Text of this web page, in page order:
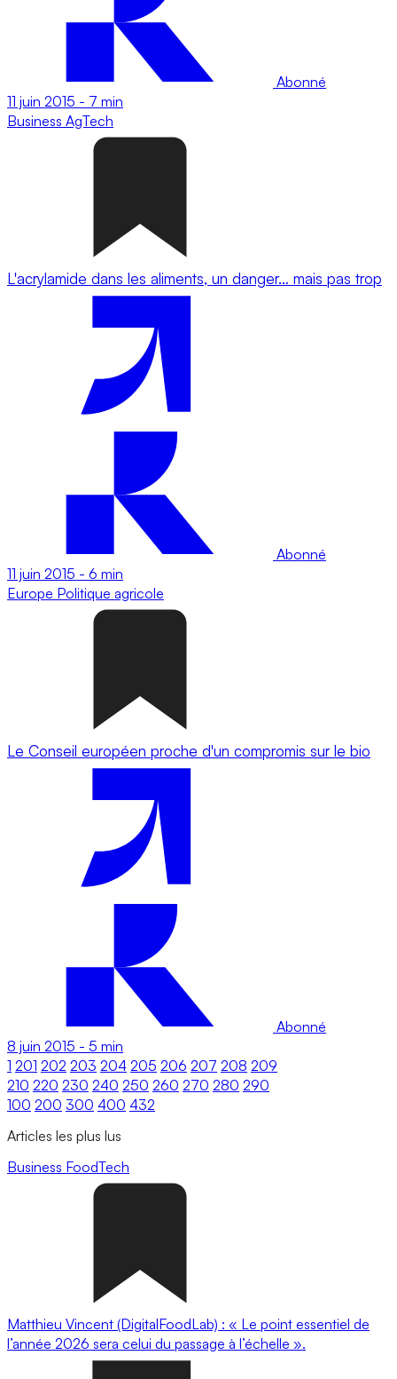
Abonné
11 juin 2015 - 7 min
Business AgTech
L'acrylamide dans les aliments, un danger… mais pas trop
Abonné
11 juin 2015 - 6 min
Europe Politique agricole
Le Conseil européen proche d'un compromis sur le bio
Abonné
8 juin 2015 - 5 min
1 201 202 203 204 205 206 207 208 209
210 220 230 240 250 260 270 280 290
100 200 300 400 432
Articles les plus lus
Business FoodTech
Matthieu Vincent (DigitalFoodLab) : « Le point essentiel de
l’année 2026 sera celui du passage à l’échelle ».